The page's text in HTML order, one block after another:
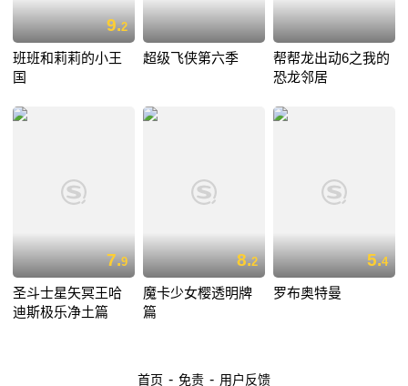
9.2
班班和莉莉的小王
国
超级飞侠第六季
帮帮龙出动6之我的
恐龙邻居
7.9
圣斗士星矢冥王哈
迪斯极乐净土篇
8.2
魔卡少女樱透明牌
篇
5.4
罗布奥特曼
首页 - 免责 - 用户反馈